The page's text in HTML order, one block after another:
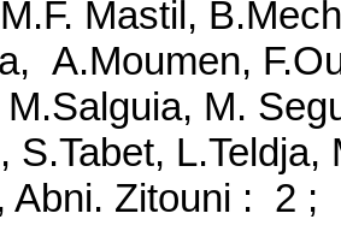
Mastil,
A.Moumen,
M.
S.Tabet,
Abni. Zitouni :